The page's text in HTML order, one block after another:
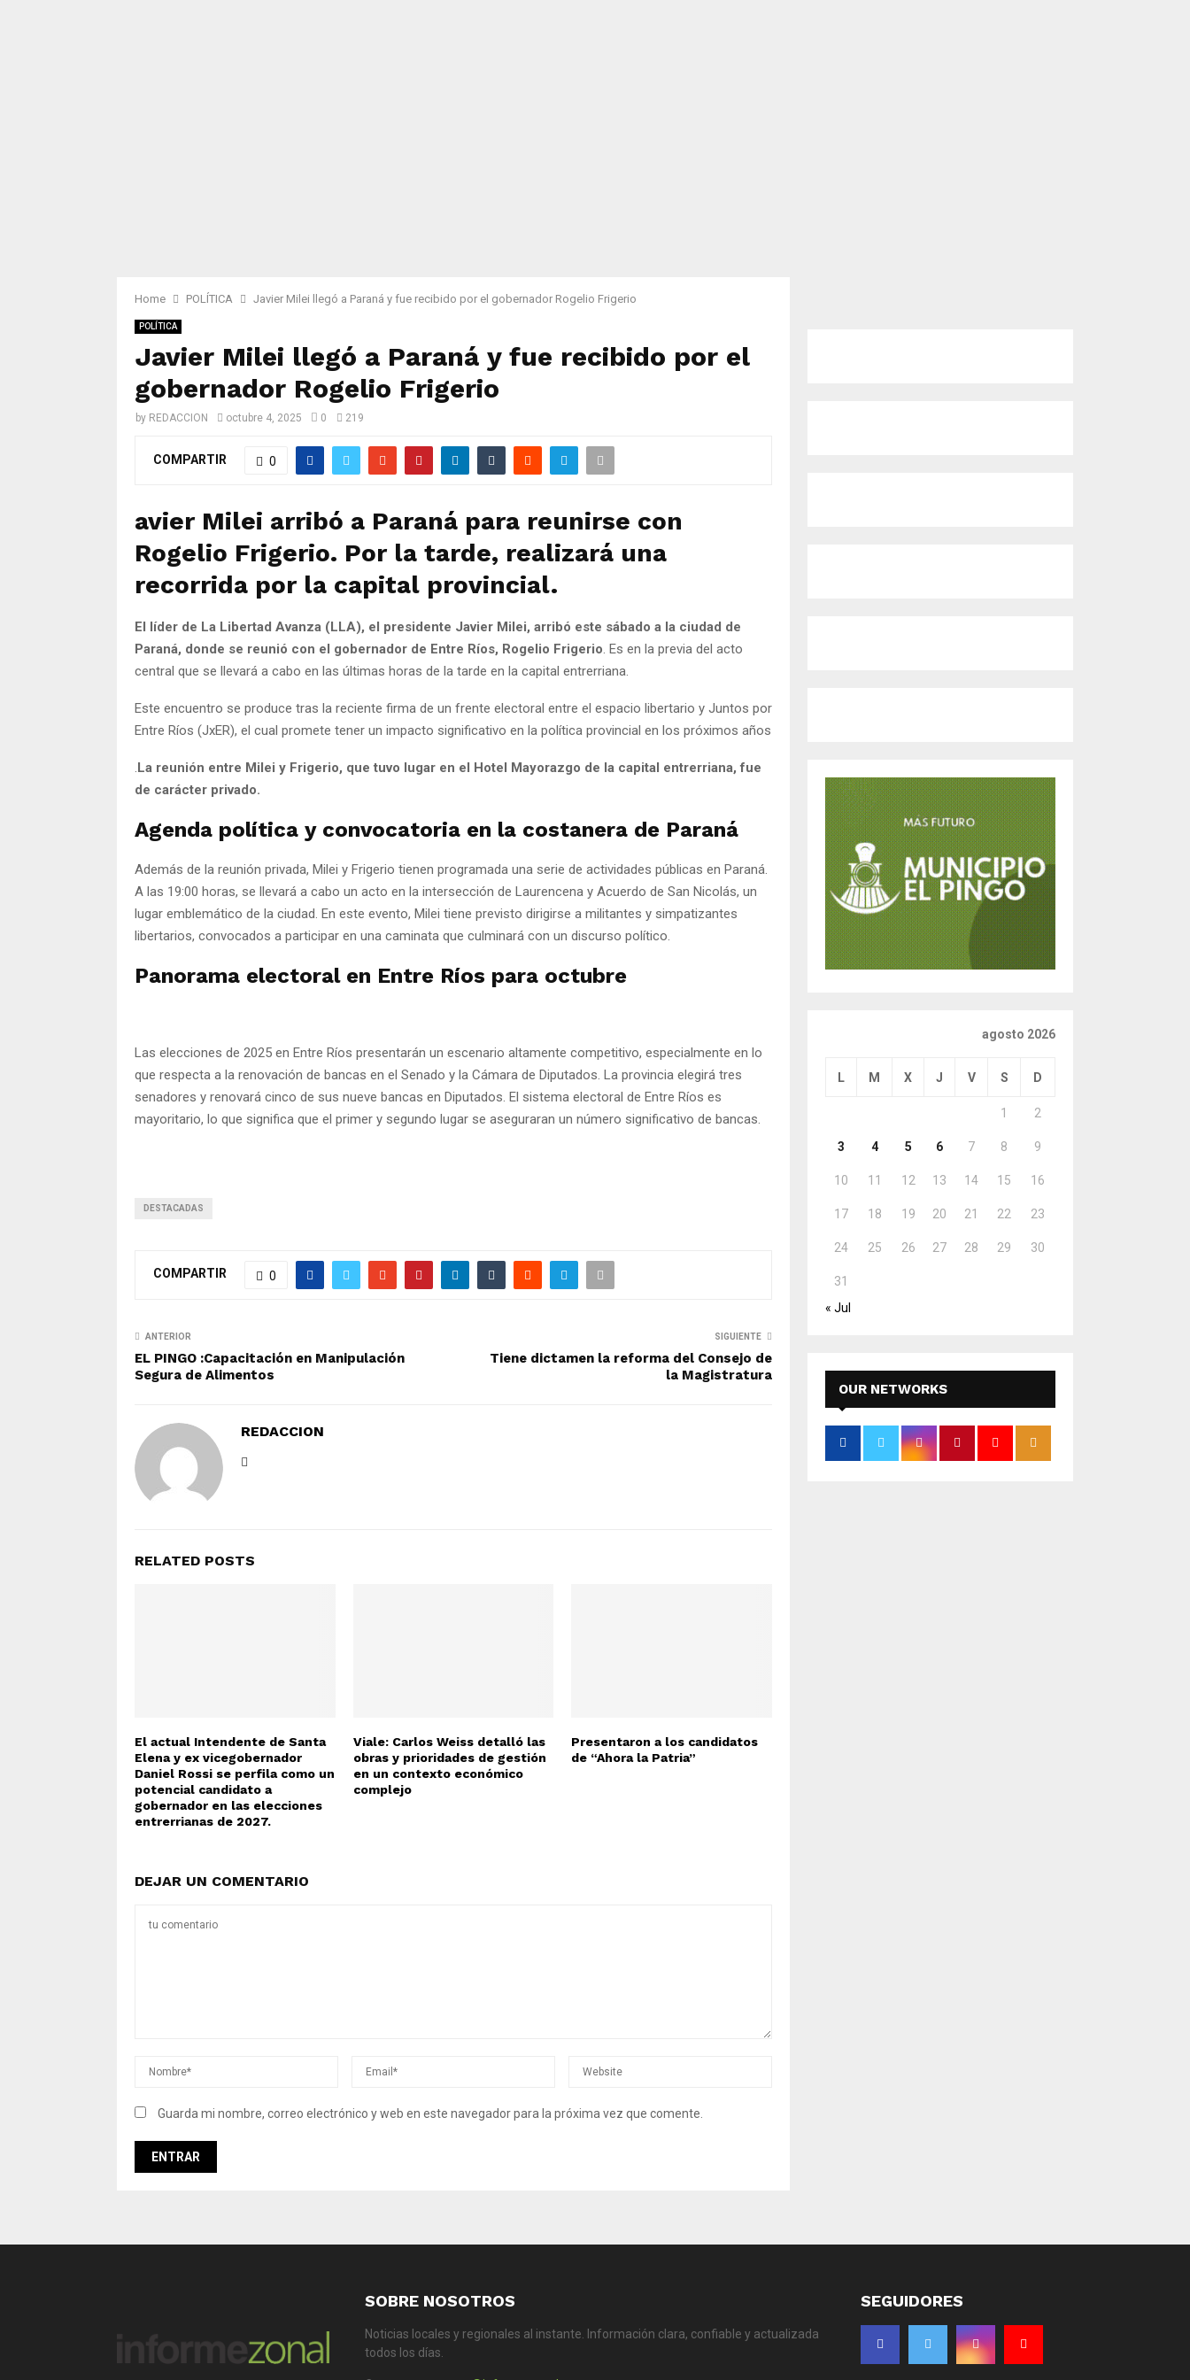
Home POLÍTICA Javier Milei llegó a Paraná y fue recibido por el gobernador Rogelio Frigerio
POLÍTICA
Javier Milei llegó a Paraná y fue recibido por el
gobernador Rogelio Frigerio
by REDACCION octubre 4, 2025 0 219
COMPARTIR 0
avier Milei arribó a Paraná para reunirse con
Rogelio Frigerio. Por la tarde, realizará una
recorrida por la capital provincial.
El líder de La Libertad Avanza (LLA), el presidente Javier Milei, arribó este sábado a la ciudad de
Paraná, donde se reunió con el gobernador de Entre Ríos, Rogelio Frigerio . Es en la previa del acto
central que se llevará a cabo en las últimas horas de la tarde en la capital entrerriana.
Este encuentro se produce tras la reciente firma de un frente electoral entre el espacio libertario y Juntos por
Entre Ríos (JxER), el cual promete tener un impacto significativo en la política provincial en los próximos años
La reunión entre Milei y Frigerio, que tuvo lugar en el Hotel Mayorazgo de la capital entrerriana, fue
de carácter privado.
Agenda política y convocatoria en la costanera de Paraná
Además de la reunión privada, Milei y Frigerio tienen programada una serie de actividades públicas en Paraná.
A las 19:00 horas, se llevará a cabo un acto en la intersección de Laurencena y Acuerdo de San Nicolás, un
lugar emblemático de la ciudad. En este evento, Milei tiene previsto dirigirse a militantes y simpatizantes
libertarios, convocados a participar en una caminata que culminará con un discurso político.
Panorama electoral en Entre Ríos para octubre
Las elecciones de 2025 en Entre Ríos presentarán un escenario altamente competitivo, especialmente en lo
que respecta a la renovación de bancas en el Senado y la Cámara de Diputados. La provincia elegirá tres
senadores y renovará cinco de sus nueve bancas en Diputados. El sistema electoral de Entre Ríos es
mayoritario, lo que significa que el primer y segundo lugar se aseguraran un número significativo de bancas.
DESTACADAS
COMPARTIR 0
ANTERIOR
EL PINGO :Capacitación en Manipulación
Segura de Alimentos
SIGUIENTE
Tiene dictamen la reforma del Consejo de
la Magistratura
REDACCION
RELATED POSTS
El actual Intendente de Santa
Elena y ex vicegobernador
Daniel Rossi se perfila como un
potencial candidato a
gobernador en las elecciones
entrerrianas de 2027.
Viale: Carlos Weiss detalló las
obras y prioridades de gestión
en un contexto económico
complejo
Presentaron a los candidatos
de “Ahora la Patria”
DEJAR UN COMENTARIO
Guarda mi nombre, correo electrónico y web en este navegador para la próxima vez que comente.
agosto 2026
L M X J V S D
1 2
3 4 5 6 7 8 9
10 11 12 13 14 15 16
17 18 19 20 21 22 23
24 25 26 27 28 29 30
31
« Jul
OUR NETWORKS
SOBRE NOSOTROS
Noticias locales y regionales al instante. Información clara, confiable y actualizada
todos los días.
SEGUIDORES